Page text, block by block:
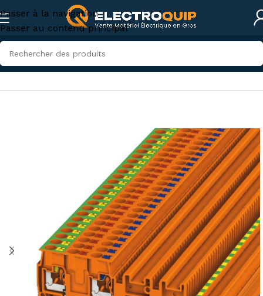
Passer à la navigation
Passer au contenu principal
Accueil/Électricité industrielle/Appareillage industriel